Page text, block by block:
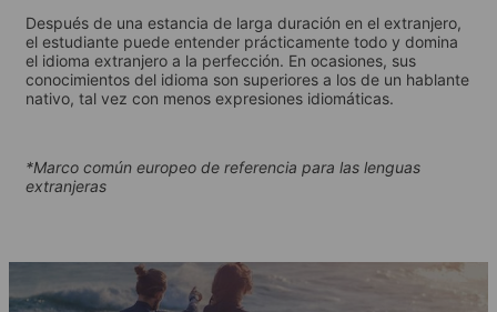
Después de una estancia de larga duración en el extranjero,
el estudiante puede entender prácticamente todo y domina
el idioma extranjero a la perfección. En ocasiones, sus
conocimientos del idioma son superiores a los de un hablante
nativo, tal vez con menos expresiones idiomáticas.
*Marco común europeo de referencia para las lenguas
extranjeras